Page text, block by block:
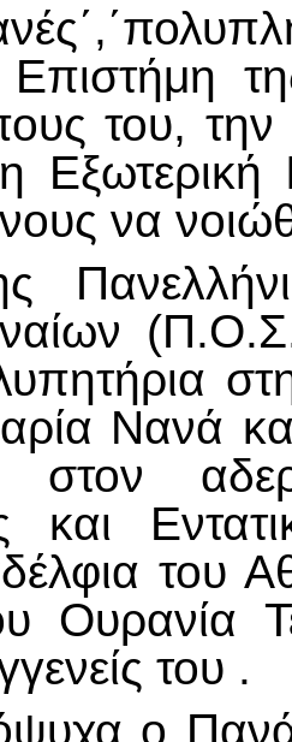
του, την
να
Νανά
στον
και
του
Ουρανία
του .
ο